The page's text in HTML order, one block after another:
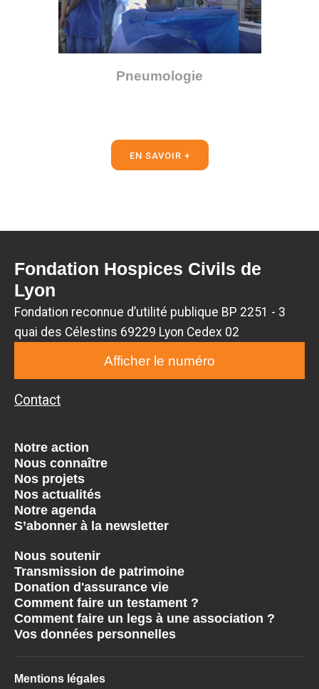
Pneumologie
EN SAVOIR +
Fondation Hospices Civils de
Lyon
Fondation reconnue d’utilité publique BP 2251 - 3
quai des Célestins 69229 Lyon Cedex 02
Afficher le numéro
Contact
Notre action
Nous connaître
Nos projets
Nos actualités
Notre agenda
S’abonner à la newsletter
Nous soutenir
Transmission de patrimoine
Donation d'assurance vie
Comment faire un testament ?
Comment faire un legs à une association ?
Vos données personnelles
Mentions légales